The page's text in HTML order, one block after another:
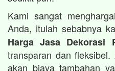
Kami sangat
Anda, itulah sebabnya
Harga Jasa Dekorasi
transparan dan
akan biaya tambahan